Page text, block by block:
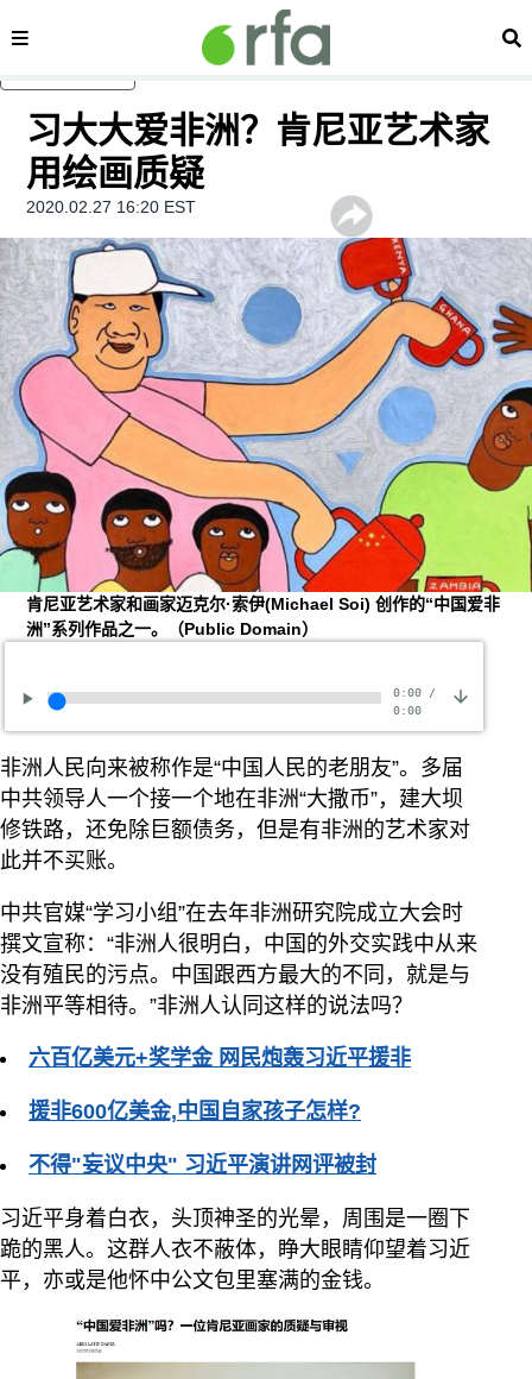
内容分类 搜
习大大爱非洲？肯尼亚艺术家
用绘画质疑
2020.02.27 16:20 EST
肯尼亚艺术家和画家迈克尔·索伊(Michael Soi) 创作的“中国爱非
洲”系列作品之一。（Public Domain）
0:00/
0:00
非洲人民向来被称作是“中国人民的老朋友”。多届
中共领导人一个接一个地在非洲“大撒币”，建大坝
修铁路，还免除巨额债务，但是有非洲的艺术家对
此并不买账。
中共官媒“学习小组”在去年非洲研究院成立大会时
撰文宣称：“非洲人很明白，中国的外交实践中从来
没有殖民的污点。中国跟西方最大的不同，就是与
非洲平等相待。”非洲人认同这样的说法吗？
六百亿美元+奖学金 网民炮轰习近平援非
援非600亿美金,中国自家孩子怎样?
不得"妄议中央" 习近平演讲网评被封
习近平身着白衣，头顶神圣的光晕，周围是一圈下
跪的黑人。这群人衣不蔽体，睁大眼睛仰望着习近
平，亦或是他怀中公文包里塞满的金钱。